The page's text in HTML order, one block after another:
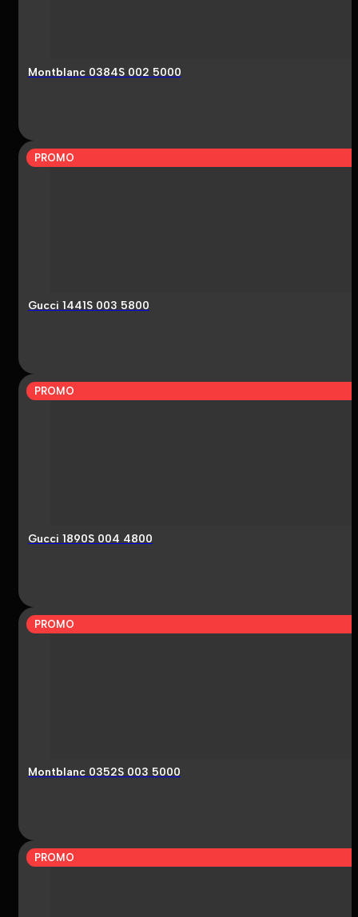
Montblanc 0384S 002 5000
PROMO
Gucci 1441S 003 5800
PROMO
Gucci 1890S 004 4800
PROMO
Montblanc 0352S 003 5000
PROMO